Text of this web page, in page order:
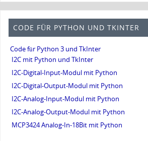
CODE FÜR PYTHON UND TKINTER
Code für Python 3 und TkInter
I2C mit Python und TkInter
I2C-Digital-Input-Modul mit Python
I2C-Digital-Output-Modul mit Python
I2C-Analog-Input-Modul mit Python
I2C-Analog-Output-Modul mit Python
MCP3424 Analog-In-18Bit mit Python